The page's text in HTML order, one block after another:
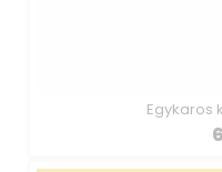
Egykaros